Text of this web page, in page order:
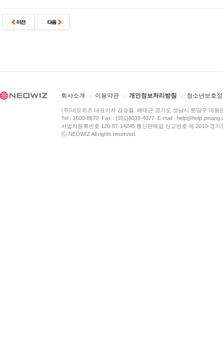
회사소개 이용약관 개인정보처리방침 청소년보호
(주)네오위즈 대표이사 김승철, 배태근 경기도 성남시 분당구 대왕
Tel : 1600-8870 Fax : (031)8039-4077 E-mail :
사업자등록번호 120-87-14245 통신판매업 신고번호 제 2010-경
ⓒ NEOWIZ All rights reserved.